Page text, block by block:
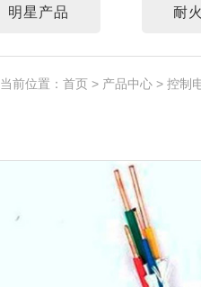
明星产品 耐
当前位置： 首页 > 产品中心 > 控制